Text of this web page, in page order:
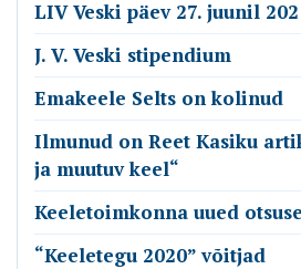
LIV Veski päev 27. juunil
J. V. Veski stipendium
Emakeele Selts on kolinud
Ilmunud on Reet Kasiku
ja muutuv keel“
Keeletoimkonna uued
“Keeletegu 2020” võitjad